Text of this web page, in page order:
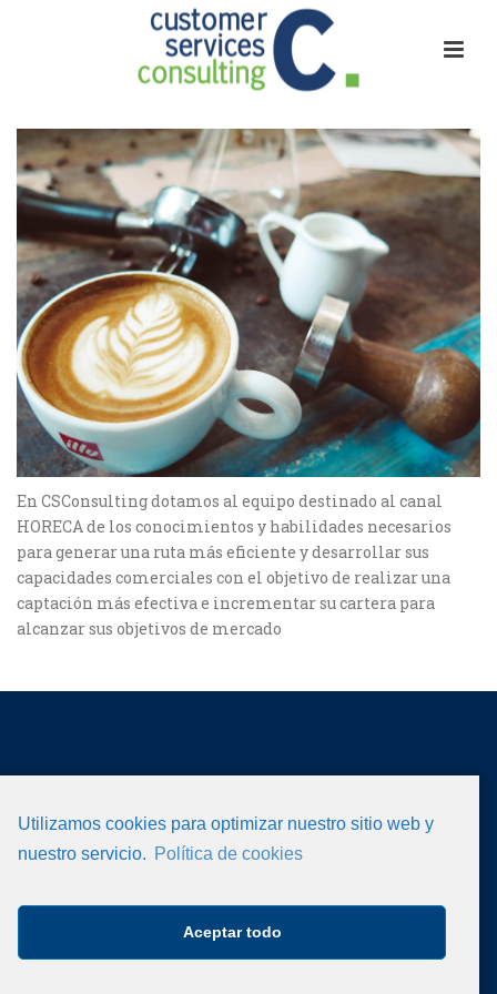
Utilizamos cookies para optimizar nuestro sitio web y
nuestro servicio. Política de cookies
Aceptar todo
En CSConsulting dotamos al equipo destinado al canal
HORECA de los conocimientos y habilidades necesarios
para generar una ruta más eficiente y desarrollar sus
capacidades comerciales con el objetivo de realizar una
captación más efectiva e incrementar su cartera para
alcanzar sus objetivos de mercado
Calle Perú, 8 Oficina 16
Teléfono: 917 091 646